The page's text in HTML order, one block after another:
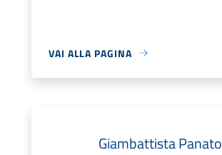
VAI ALLA PAGINA
Giambattista Panato